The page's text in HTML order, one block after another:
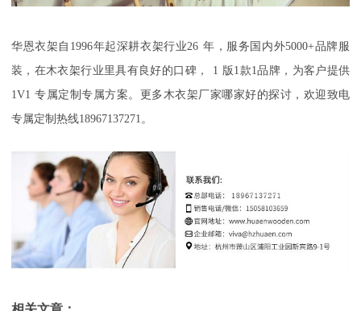
华恩衣架自 1996年起深耕衣架行业26 年，服务国内外5000+品牌服
装，在木衣架行业里具有良好的口碑，
1 版1 款1品牌，为客户提供
1V1 专属定制专属方案。更多木衣架厂家哪家好的探讨，欢迎致电
专属定制热线18967137271 。